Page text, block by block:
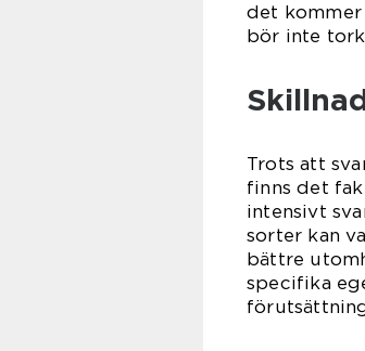
det
bör inte
Trots att
finns det
intensivt
sorter kan
bättre
specifika